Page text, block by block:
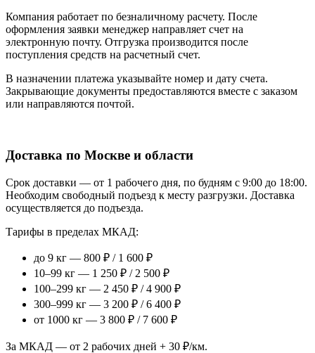
Компания работает по безналичному расчету. После
оформления заявки менеджер направляет счет на
электронную почту. Отгрузка производится после
поступления средств на расчетный счет.
В назначении платежа указывайте номер и дату счета.
Закрывающие документы предоставляются вместе с заказом
или направляются почтой.
Доставка по Москве и области
Срок доставки — от 1 рабочего дня, по будням с 9:00 до 18:00.
Необходим свободный подъезд к месту разгрузки. Доставка
осуществляется до подъезда.
Тарифы в пределах МКАД:
до 9 кг — 800 ₽ / 1 600 ₽
10–99 кг — 1 250 ₽ / 2 500 ₽
100–299 кг — 2 450 ₽ / 4 900 ₽
300–999 кг — 3 200 ₽ / 6 400 ₽
от 1000 кг — 3 800 ₽ / 7 600 ₽
За МКАД — от 2 рабочих дней + 30 ₽/км.